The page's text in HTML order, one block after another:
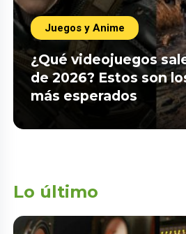
Juegos y Anime
¿Qué videojuegos
de 2026? Estos son
más esperados
Lo último